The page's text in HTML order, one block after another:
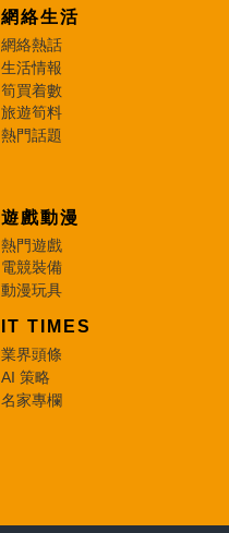
網絡生活
網絡熱話
生活情報
筍買着數
旅遊筍料
熱門話題
遊戲動漫
熱門遊戲
電競裝備
動漫玩具
IT TIMES
業界頭條
AI 策略
名家專欄